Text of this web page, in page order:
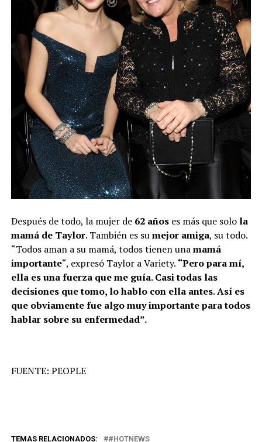
Después de todo, la mujer de62 añoses más que solo la
mamá de Taylor. También es sumejor amiga, su todo.
“Todos aman a su mamá, todos tienen unamamá
importante“, expresó Taylor a Variety. “Pero para mí,
ella es una fuerza que me guía. Casi todas las
decisiones que tomo, lo hablo con ella antes. Así es
que obviamente fue algo muy importante para todos
hablar sobre su enfermedad”.
FUENTE: PEOPLE
TEMAS RELACIONADOS: #HOTNEWS